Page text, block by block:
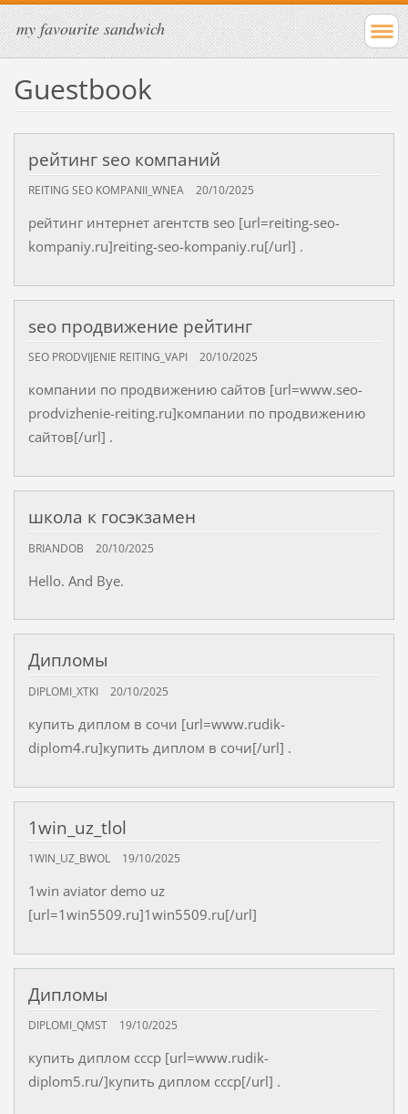
my favourite sandwich
Guestbook
рейтинг seo компаний
REITING SEO KOMPANII_WNEA 20/10/2025
рейтинг интернет агентств seo [url=reiting-seo-
kompaniy.ru]reiting-seo-kompaniy.ru[/url] .
seo продвижение рейтинг
SEO PRODVIJENIE REITING_VAPI 20/10/2025
компании по продвижению сайтов [url=www.seo-
prodvizhenie-reiting.ru]компании по продвижению
сайтов[/url] .
школа к госэкзамен
BRIANDOB 20/10/2025
Hello. And Bye.
Дипломы
DIPLOMI_XTKI 20/10/2025
купить диплом в сочи [url=www.rudik-
diplom4.ru]купить диплом в сочи[/url] .
1win_uz_tlol
1WIN_UZ_BWOL 19/10/2025
1win aviator demo uz
[url=1win5509.ru]1win5509.ru[/url]
Дипломы
DIPLOMI_QMST 19/10/2025
купить диплом ссср [url=www.rudik-
diplom5.ru/]купить диплом ссср[/url] .